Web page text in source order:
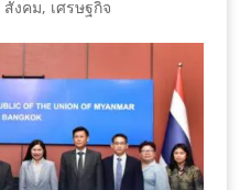
สังคม, เศรษฐกิจ